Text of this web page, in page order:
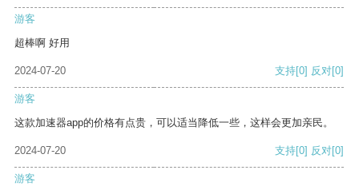
游客
超棒啊 好用
2024-07-20 支持[0] 反对[0]
游客
这款加速器app的价格有点贵，可以适当降低一些，这样会更加亲民。
2024-07-20 支持[0] 反对[0]
游客